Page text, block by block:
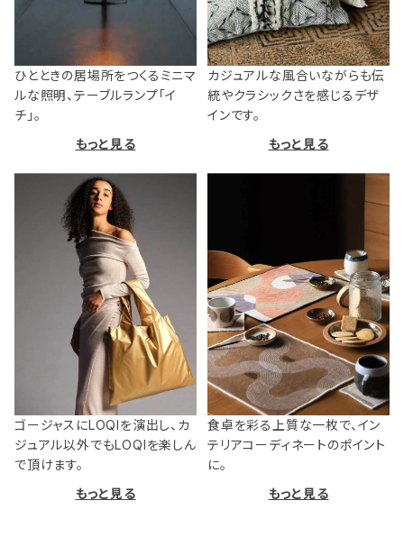
ひとときの居場所をつくるミニマ
ルな照明、テーブルランプ「イ
チ」。
もっと見る
カジュアルな風合いながらも伝
統やクラシックさを感じるデザ
インです。
もっと見る
ゴージャスにLOQIを演出し、カ
ジュアル以外でもLOQIを楽しん
で頂けます。
もっと見る
食卓を彩る上質な一枚で、イン
テリアコーディネートのポイント
に。
もっと見る